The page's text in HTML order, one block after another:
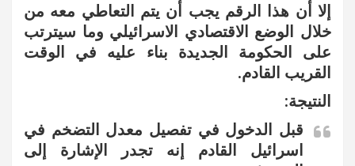
إلا أن هذا الرقم يجب أن يتم التعاطي معه من
خلال الوضع الاقتصادي الاسرائيلي وما سيترتب
على الحكومة الجديدة بناء عليه في الوقت
القريب القادم.
النتيجة:
قبل الدخول في تفصيل معدل التضخم في
اسرائيل القادم إنه تجدر الإشارة إلى